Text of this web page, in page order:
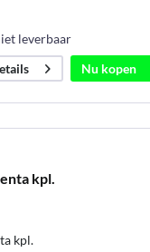
leverbaar
Nu kopen
kpl.
kpl.